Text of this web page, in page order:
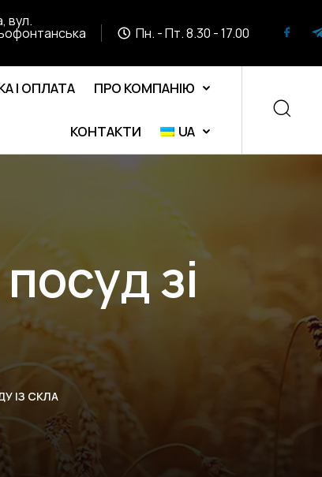
вул.
Пн. - Пт. 8.30 - 17.00
І ОПЛАТА ПРО КОМПАНІЮ
КОНТАКТИ UA
зі
ІЗ СКЛА